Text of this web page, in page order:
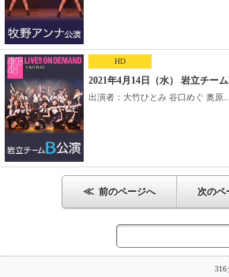
HD
2021年4月14日（水） 岩立チー
出演者：大竹ひとみ 谷口めぐ 奥原...
≪ 前のページへ 次のペ